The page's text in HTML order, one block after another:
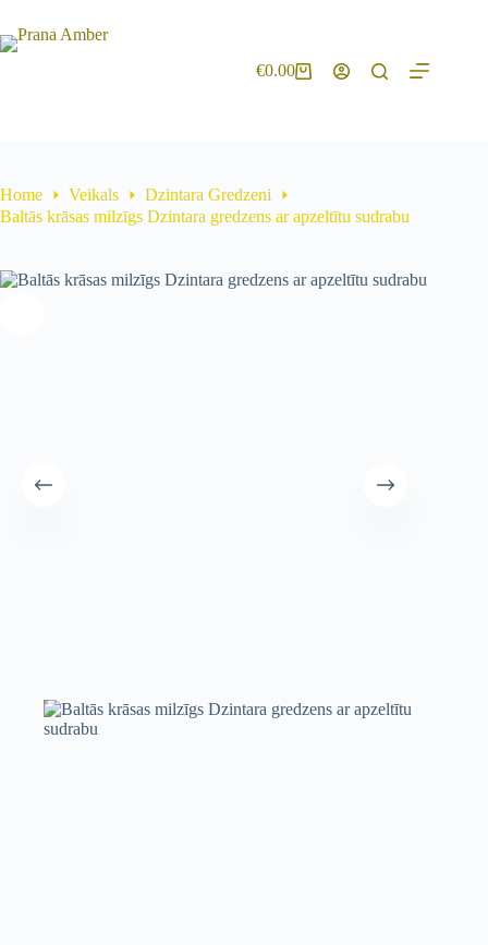
€0.00
Home Veikals
Dzintara Gredzeni
Baltās krāsas milzīgs Dzintara gredzens ar apzeltītu sudrabu